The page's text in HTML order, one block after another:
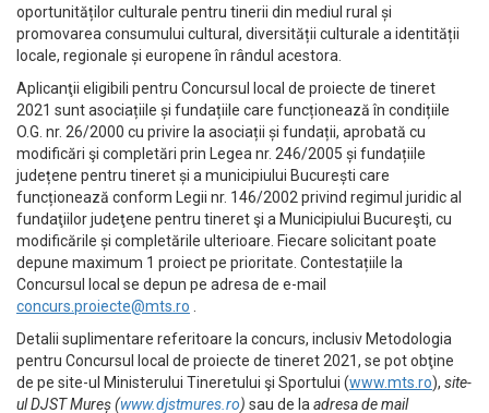
oportunităților culturale pentru tinerii din mediul rural și
promovarea consumului cultural, diversității culturale a identității
locale, regionale și europene în rândul acestora.
Aplicanţii eligibili pentru Concursul local de proiecte de tineret
2021 sunt asociațiile și fundațiile care funcționează în condițiile
O.G. nr. 26/2000 cu privire la asociații și fundații, aprobată cu
modificări şi completări prin Legea nr. 246/2005 și fundațiile
județene pentru tineret și a municipiului București care
funcționează conform Legii nr. 146/2002 privind regimul juridic al
fundaţiilor judeţene pentru tineret şi a Municipiului Bucureşti, cu
modificările și completările ulterioare. Fiecare solicitant poate
depune maximum 1 proiect pe prioritate. Contestațiile la
Concursul local se depun pe adresa de e-mail
concurs.proiecte@mts.ro
Detalii suplimentare referitoare la concurs, inclusiv Metodologia
pentru Concursul local de proiecte de tineret 2021, se pot obţine
de pe site-ul Ministerului Tineretului şi Sportului (www.mts.ro), site-
ul DJST Mureș (www.djstmures.ro) sau de la adresa de mail